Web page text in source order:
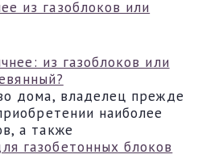
из газоблоков или
дома, владелец прежде
наиболее
а также